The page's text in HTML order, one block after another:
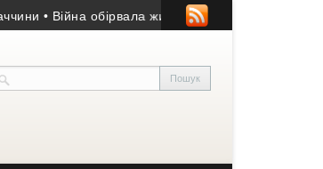
• Війна обірвала життя 50-річного